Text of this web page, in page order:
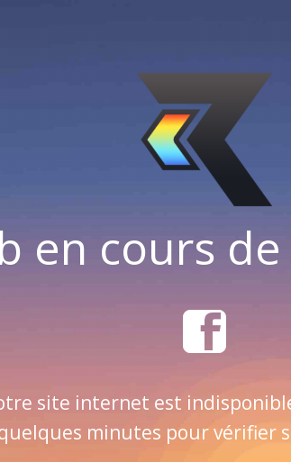
en cours
site internet est
minutes pour vérifier